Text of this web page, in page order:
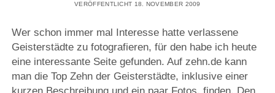
VERÖFFENTLICHT 18. NOVEMBER 2009
Wer schon immer mal Interesse hatte verlassene
Geisterstädte zu fotografieren, für den habe ich heute
eine interessante Seite gefunden. Auf zehn.de kann
man die Top Zehn der Geisterstädte, inklusive einer
kurzen Beschreibung und ein paar Fotos, finden. Den